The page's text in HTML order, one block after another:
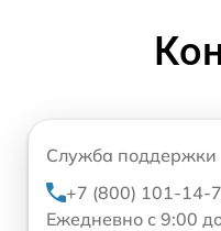
Служба поддержки
+7 (800) 101-14-
Ежедневно с 9:00